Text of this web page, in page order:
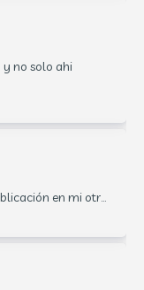
no solo ahi
en mi otr...